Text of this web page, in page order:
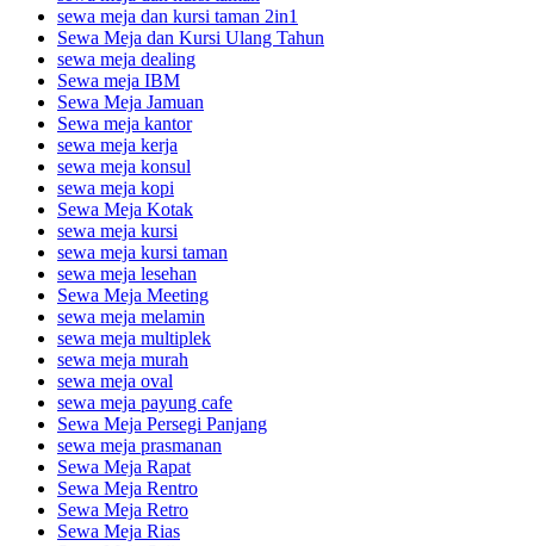
sewa meja dan kursi taman 2in1
Sewa Meja dan Kursi Ulang Tahun
sewa meja dealing
Sewa meja IBM
Sewa Meja Jamuan
Sewa meja kantor
sewa meja kerja
sewa meja konsul
sewa meja kopi
Sewa Meja Kotak
sewa meja kursi
sewa meja kursi taman
sewa meja lesehan
Sewa Meja Meeting
sewa meja melamin
sewa meja multiplek
sewa meja murah
sewa meja oval
sewa meja payung cafe
Sewa Meja Persegi Panjang
sewa meja prasmanan
Sewa Meja Rapat
Sewa Meja Rentro
Sewa Meja Retro
Sewa Meja Rias